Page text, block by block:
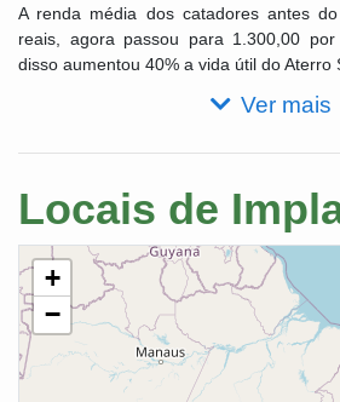
A renda média dos catadores antes
reais, agora passou para 1.300,00
disso aumentou 40% a vida útil do Aterro
Ver mais
Locais de
+
−